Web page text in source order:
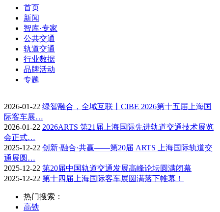
首页
新闻
智库·专家
公共交通
轨道交通
行业数据
品牌活动
专题
2026-01-22 绿智融合，全域互联丨CIBE 2026第十五届上海国
际客车展…
2026-01-22 2026ARTS 第21届上海国际先进轨道交通技术展览
会正式…
2025-12-22 创新·融合·共赢——第20届 ARTS 上海国际轨道交
通展圆…
2025-12-22 第20届中国轨道交通发展高峰论坛圆满闭幕
2025-12-22 第十四届上海国际客车展圆满落下帷幕！
热门搜索：
高铁